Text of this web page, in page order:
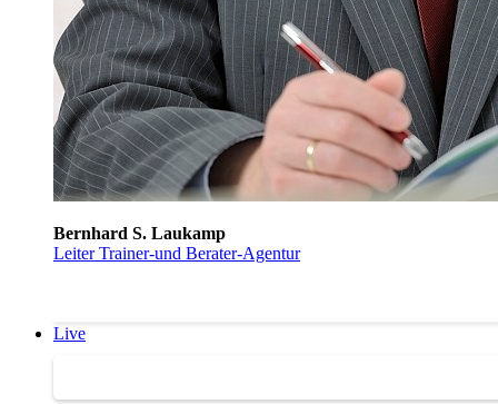
Bernhard S. Laukamp
Leiter Trainer-und Berater-Agentur
Live